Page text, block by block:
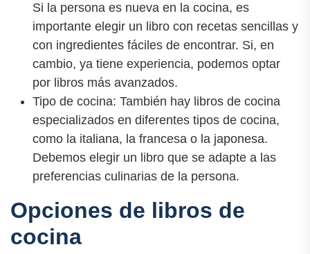
Si la persona es nueva en la cocina, es
importante elegir un libro con recetas sencillas y
con ingredientes fáciles de encontrar. Si, en
cambio, ya tiene experiencia, podemos optar
por libros más avanzados.
Tipo de cocina: También hay libros de cocina
especializados en diferentes tipos de cocina,
como la italiana, la francesa o la japonesa.
Debemos elegir un libro que se adapte a las
preferencias culinarias de la persona.
Opciones de libros de
cocina